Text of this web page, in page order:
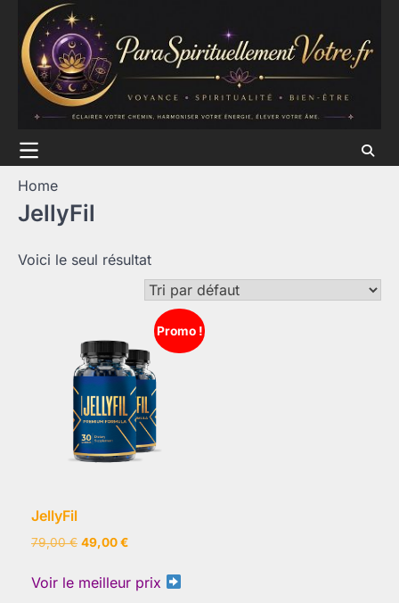
content
Home
JellyFil
Voici le seul résultat
Promo !
JellyFil
79,00€ Le
initial
49,00€Le
actuel
est :
Voir le meilleur prix